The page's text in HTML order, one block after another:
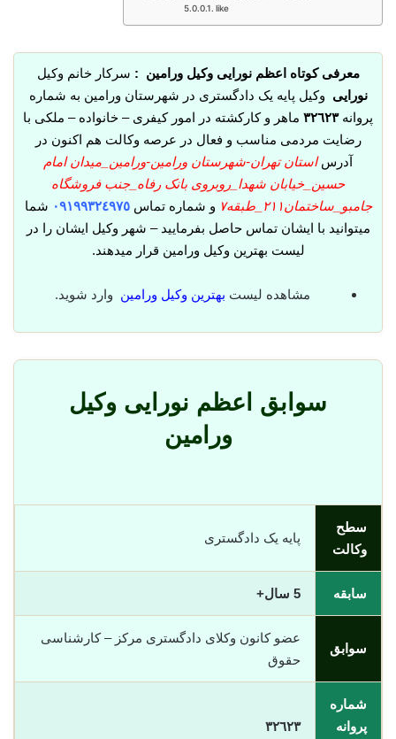
like
معرفی کوتاه اعظم نورایی وکیل ورامین : سرکار خانم وکیل
نورایی وکیل پایه یک دادگستری در شهرستان ورامین به شماره
پروانه٣٢٦٢٣ ماهر و کارکشته در امور کیفری – خانواده – ملکی با
رضایت مردمی مناسب و فعال در عرصه وکالت هم اکنون در
آدرساستان تهران-شهرستان ورامین-ورامین_میدان امام
حسین_خیابان شهدا_روبروی بانک رفاه_جنب فروشگاه
جامبو_ساختمان۲۱۱_طبقه٧
و شماره تماس٠٩١٩٩٣٢٤٩٧٥ شما
میتوانید با ایشان تماس حاصل بفرمایید – شهر وکیل ایشان را در
لیست بهترین وکیل ورامین قرار میدهند.
مشاهده لیست بهترین وکیل ورامین وارد شوید.
سوابق اعظم نورایی وکیل
ورامین
سطح
وکالت
پایه یک دادگستری
سابقه 5 سال+
سوابق
عضو کانون وکلای دادگستری مرکز – کارشناسی
حقوق
شماره
پروانه
٣٢٦٢٣